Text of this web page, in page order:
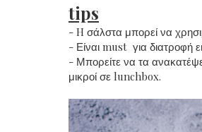
tips
- H σάλστα μπορεί να
- Είναι must για διατροφή
- Μπορείτε να τα
μικροί σε lunchbox.